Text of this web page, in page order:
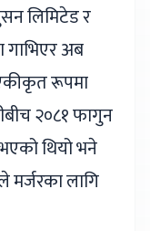
लिमिटेड र
अब
रूपमा
२०८१ फागुन
थियो भने
मर्जरका लागि